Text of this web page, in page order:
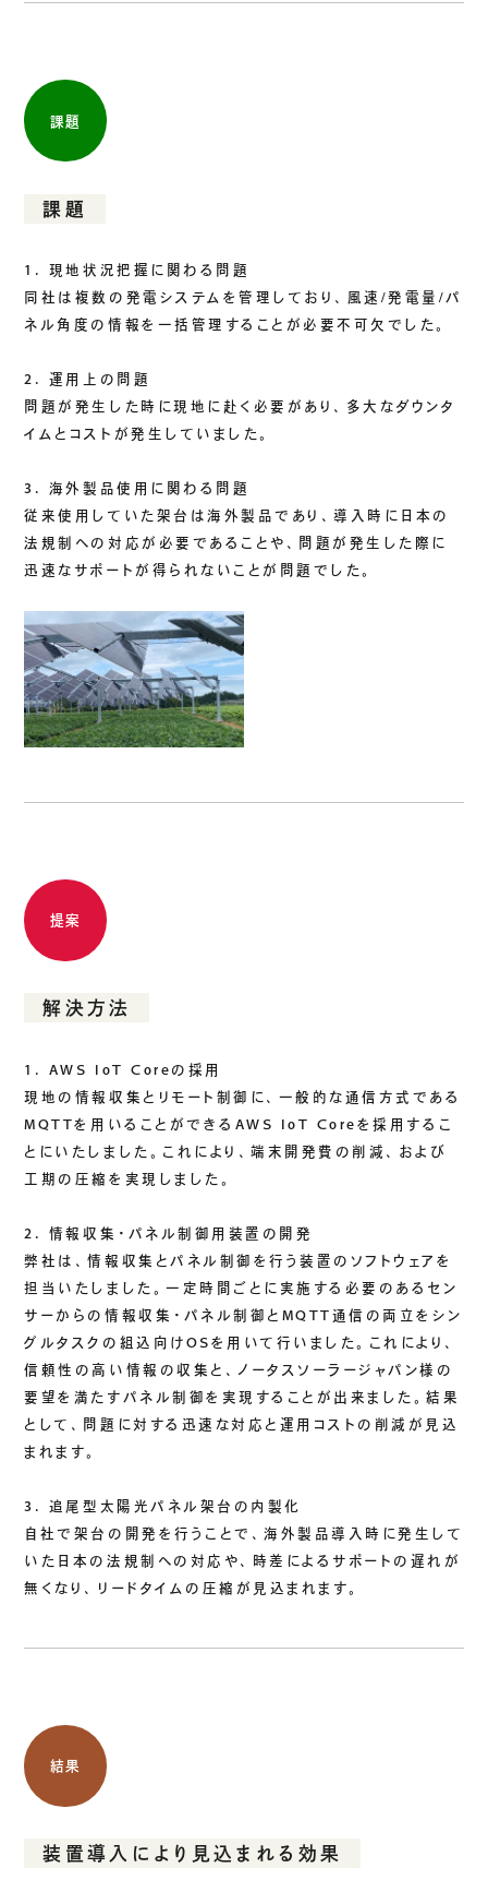
課題
課題
1. 現地状況把握に関わる問題
同社は複数の発電システムを管理しており、風速/発電量/パ
ネル角度の情報を一括管理することが必要不可欠でした。
2. 運用上の問題
問題が発生した時に現地に赴く必要があり、多大なダウンタ
イムとコストが発生していました。
3. 海外製品使用に関わる問題
従来使用していた架台は海外製品であり、導入時に日本の
法規制への対応が必要であることや、問題が発生した際に
迅速なサポートが得られないことが問題でした。
提案
解決方法
1. AWS IoT Coreの採用
現地の情報収集とリモート制御に、一般的な通信方式である
MQTTを用いることができるAWS IoT Coreを採用するこ
とにいたしました。これにより、端末開発費の削減、および
工期の圧縮を実現しました。
2. 情報収集・パネル制御用装置の開発
弊社は、情報収集とパネル制御を行う装置のソフトウェアを
担当いたしました。一定時間ごとに実施する必要のあるセン
サーからの情報収集・パネル制御とMQTT通信の両立をシン
グルタスクの組込向けOSを用いて行いました。これにより、
信頼性の高い情報の収集と、ノータスソーラージャパン様の
要望を満たすパネル制御を実現することが出来ました。結果
として、問題に対する迅速な対応と運用コストの削減が見込
まれます。
3. 追尾型太陽光パネル架台の内製化
自社で架台の開発を行うことで、海外製品導入時に発生して
いた日本の法規制への対応や、時差によるサポートの遅れが
無くなり、リードタイムの圧縮が見込まれます。
結果
装置導入により見込まれる効果